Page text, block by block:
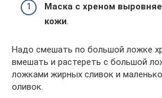
Маска с хреном
кожи.
Надо смешать по большой ложке
вмешать и растереть с большой
ложками жирных сливок и
оливок.